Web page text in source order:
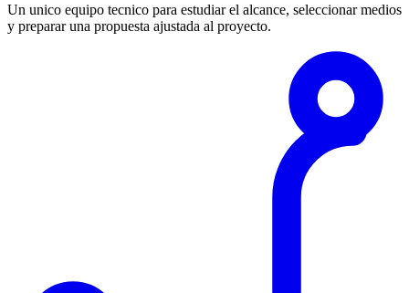
Un unico equipo tecnico para estudiar el alcance, seleccionar medios
y preparar una propuesta ajustada al proyecto.